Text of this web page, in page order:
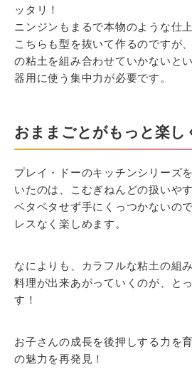
ッタリ！
ニンジンもまるで本物のような仕
こちらも型を抜いて作るのですが
の粘土を組み合わせていかないと
器用に使う集中力が必要です。
おままごとがもっと楽し
プレイ・ドーのキッチンシリーズ
いたのは、こむぎねんどの扱いやす
ベタベタせず手にくっつかないの
レスなく楽しめます。
なによりも、カラフルな粘土の組
料理が出来あがっていくのが、と
す！
お子さんの成長を後押しする力を
の魅力を再発見！